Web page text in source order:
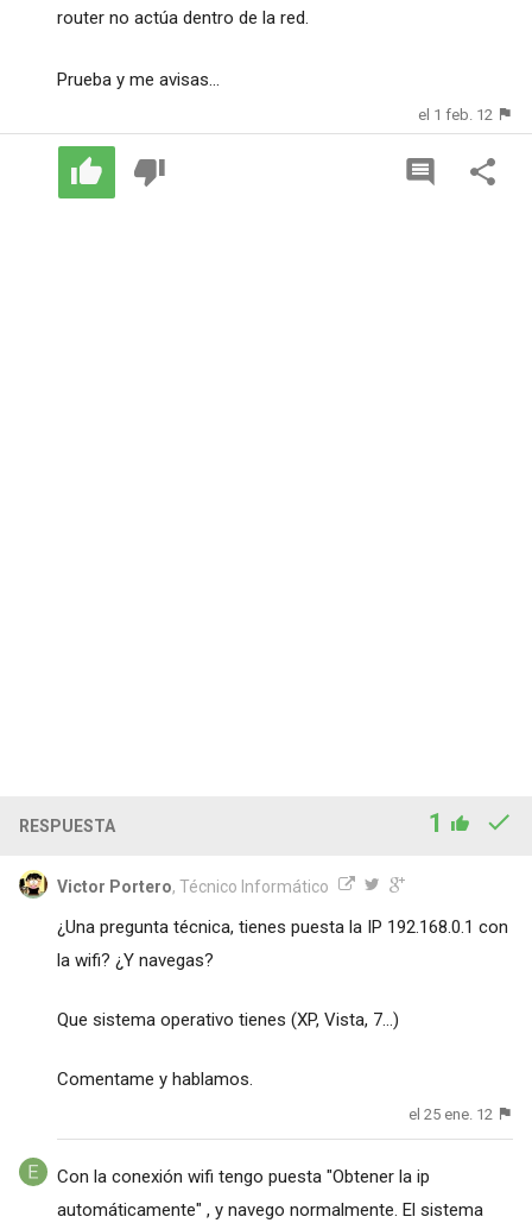
router no actúa dentro de la red.
Prueba y me avisas...
el 1 feb. 12
RESPUESTA 1
Victor Portero, Técnico Informático
¿Una pregunta técnica, tienes puesta la IP 192.168.0.1 con
la wifi? ¿Y navegas?
Que sistema operativo tienes (XP, Vista, 7...)
Comentame y hablamos.
el 25 ene. 12
Con la conexión wifi tengo puesta "Obtener la ip
automáticamente" , y navego normalmente. El sistema